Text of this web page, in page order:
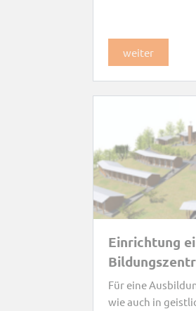
weiter
Einrichtung
Erwachsene,
in Alépé,
Für eine
wie auch in